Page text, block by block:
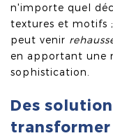
n'importe quel
textures et motifs
peut venir
en apportant une
sophistication.
Des
transformer